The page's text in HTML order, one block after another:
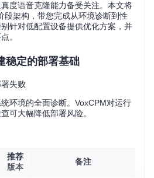
度语音克隆能力备受关注。本文将
段架构，带您完成从环境诊断到性
针对低配置设备提供优化方案，并
。
稳定的部署基础
失败
环境的全面诊断。VoxCPM对运行
可大幅降低部署风险。
推荐
版本
备注